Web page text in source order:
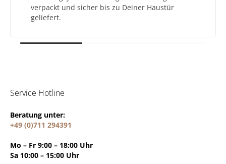
verpackt und sicher bis zu Deiner Haustür
geliefert.
Service Hotline
Beratung unter:
+49 (0)711 294391
Mo – Fr 9:00 – 18:00 Uhr
Sa 10:00 – 15:00 Uhr